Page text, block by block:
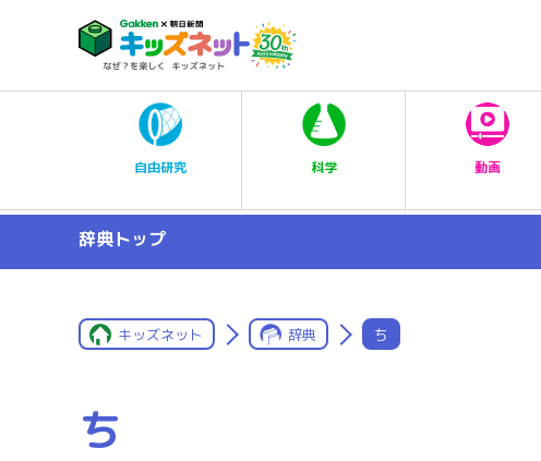
自由研究 科学 動画
辞典トップ
キッズネット 辞典 ち
ち